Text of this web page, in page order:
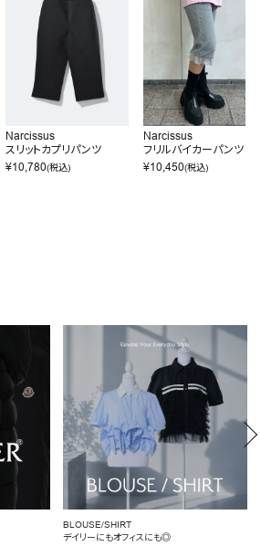
Narcissus
スリットカプリパンツ
¥10,780(税込)
Narcissus
フリルバイカーパンツ
¥10,450(税込)
BLOUSE/SHIRT
デイリーにもオフィスにも◎